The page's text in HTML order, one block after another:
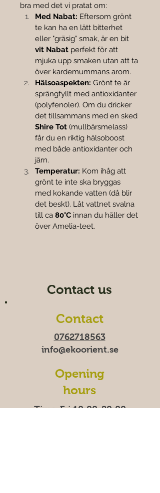
bra med det vi pratat om:
Med Nabat: Eftersom grönt
te kan ha en lätt bitterhet
eller "gräsig" smak, är en bit
vit Nabat perfekt för att
mjuka upp smaken utan att ta
över kardemummans arom.
Hälsoaspekten: Grönt te är
sprängfyllt med antioxidanter
(polyfenoler). Om du dricker
det tillsammans med en sked
Shire Tot (mullbärsmelass)
får du en riktig hälsoboost
med både antioxidanter och
järn.
Temperatur: Kom ihåg att
grönt te inte ska bryggas
med kokande vatten (då blir
det beskt). Låt vattnet svalna
till ca 80°C innan du häller det
över Amelia-teet.
Contact us
Contact
0762718563
info@ekoorient.se
Opening
hours
Time-Fri 10:00-20:00